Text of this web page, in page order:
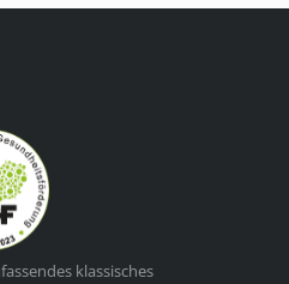
klassisches